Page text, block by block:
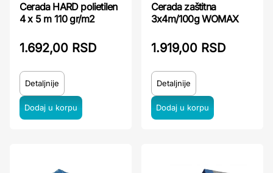
Cerada HARD polietilen
4 x 5 m 110 gr/m2
1.692,00 RSD
Detaljnije
Cerada zaštitna
3x4m/100g WOMAX
1.919,00 RSD
Detaljnije